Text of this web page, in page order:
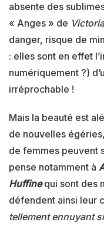
absente des
« Anges » de Victoria
danger, risque de
: elles sont en effet
numériquement ?)
irréprochable !
Mais la beauté est
de nouvelles
de femmes peuvent
pense notamment à
Huffine qui sont des
défendent ainsi leur
tellement ennuyant